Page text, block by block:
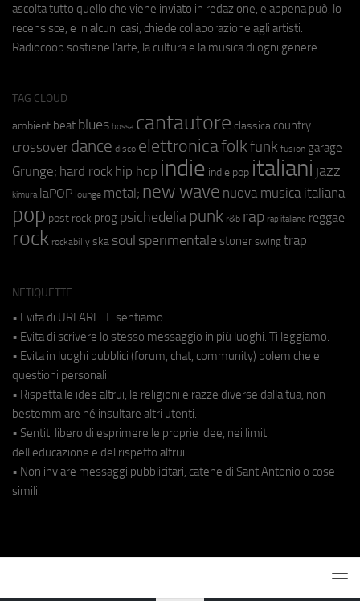
ascolta tutto quello che viene inviato in redazione, e appena può, lo
recensisce, e in alcuni casi, chiede collaborazione agli artisti.
Radiocoop sostiene l'arte, la cultura e la musica di ogni genere.
TAG CLOUD
ambient beat blues bossa cantautore classica country
crossover dance disco elettronicafolkfunk fusion garage
Grunge; hard rock hip hop indie indie pop italiani jazz
kimura laPOP lounge metal; new wave nuova musica italiana
pop post rock prog psichedeliapunk r&b rap rap italiano reggae
rock rockabilly ska soul sperimentale stoner swing trap
NETIQUETTE
• Evita di URLARE. Ti sentiamo.
• Evita di scrivere lo stesso messaggio in più luoghi. Ti leggiamo.
• Evita in luoghi pubblici (forum, chat, community) polemiche e
questioni personali.
• Rispetta le idee altrui, le religioni e razze diverse dalla tua, non
bestemmiare né insultare altri utenti.
• Sentiti libero di esprimere le proprie idee, nei limiti
dell'educazione e del rispetto altrui.
• Non inviare messaggi pubblicitari, catene di Sant'Antonio o cose
simili.